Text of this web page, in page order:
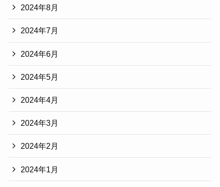
2024年8月
2024年7月
2024年6月
2024年5月
2024年4月
2024年3月
2024年2月
2024年1月